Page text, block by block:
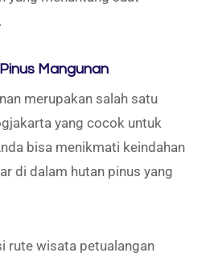
Mangunan
merupakan salah satu
yang cocok untuk
bisa menikmati keindahan
di dalam hutan pinus yang
rute wisata petualangan